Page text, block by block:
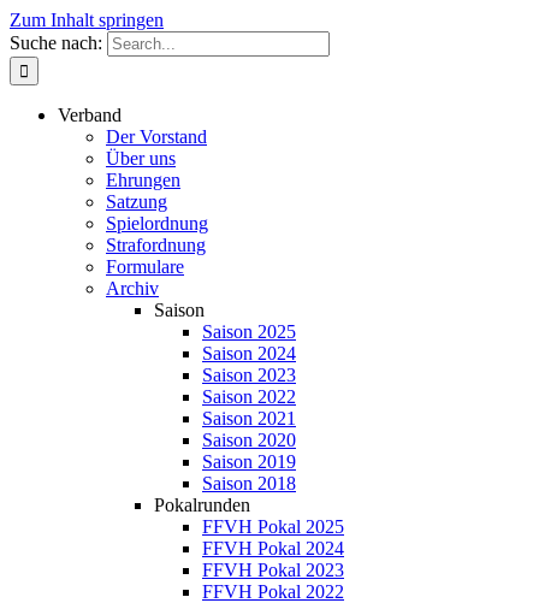
Zum Inhalt springen
Suche nach:
Verband
Der Vorstand
Über uns
Ehrungen
Satzung
Spielordnung
Strafordnung
Formulare
Archiv
Saison
Saison 2025
Saison 2024
Saison 2023
Saison 2022
Saison 2021
Saison 2020
Saison 2019
Saison 2018
Pokalrunden
FFVH Pokal 2025
FFVH Pokal 2024
FFVH Pokal 2023
FFVH Pokal 2022